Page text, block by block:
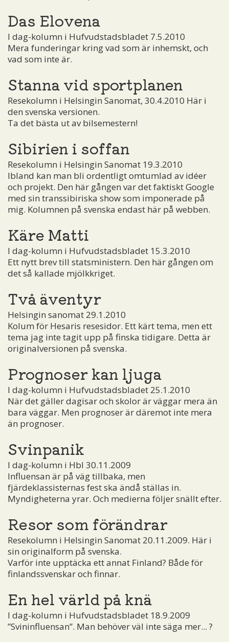
Das Elovena
I dag-kolumn i Hufvudstadsbladet 7.5.2010
Mera funderingar kring vad som är inhemskt, och
vad som inte är.
Stanna vid sportplanen
Resekolumn i Helsingin Sanomat, 30.4.2010 Här i
den svenska versionen.
Ta det bästa ut av bilsemestern!
Sibirien i soffan
Resekolumn i Helsingin Sanomat 19.3.2010
Ibland kan man bli ordentligt omtumlad av idéer
och projekt. Den här gången var det faktiskt Google
med sin transsibiriska show som imponerade på
mig. Kolumnen på svenska endast här på webben.
Käre Matti
I dag-kolumn i Hufvudstadsbladet 15.3.2010
Ett nytt brev till statsministern. Den här gången om
det så kallade mjölkkriget.
Två äventyr
Helsingin sanomat 29.1.2010
Kolum för Hesaris resesidor. Ett kärt tema, men ett
tema jag inte tagit upp på finska tidigare. Detta är
originalversionen på svenska.
Prognoser kan ljuga
I dag-kolumn i Hufvudstadsbladet 25.1.2010
När det gäller dagisar och skolor är väggar mera än
bara väggar. Men prognoser är däremot inte mera
än prognoser.
Svinpanik
I dag-kolumn i Hbl 30.11.2009
Influensan är på väg tillbaka, men
fjärdeklassisternas fest ska ändå ställas in.
Myndigheterna yrar. Och medierna följer snällt efter.
Resor som förändrar
Resekolumn i Helsingin Sanomat 20.11.2009. Här i
sin originalform på svenska.
Varför inte upptäcka ett annat Finland? Både för
finlandssvenskar och finnar.
En hel värld på knä
I dag-kolumn i Hufvudstadsbladet 18.9.2009
”Svininfluensan”. Man behöver väl inte säga mer... ?